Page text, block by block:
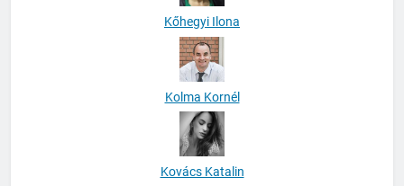
Kőhegyi Ilona
Kolma Kornél
Kovács Katalin